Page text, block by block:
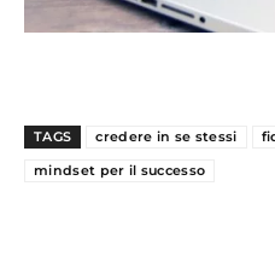
TAGS credere in se stessi
mindset per il successo